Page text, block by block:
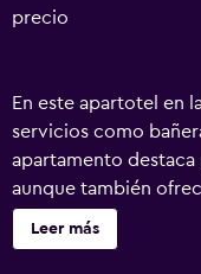
precio
En este apartotel en
servicios como
apartamento destaca
aunque también
tiempo de aburrirte
con reproductor de
Leer más